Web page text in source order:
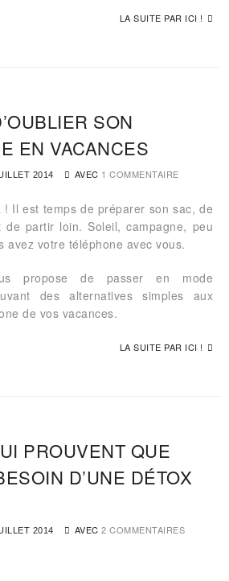
LA SUITE PAR ICI !
SON
EN VACANCES
2014 AVEC 1 COMMENTAIRE
! Il est temps de préparer son sac, de
partir loin. Soleil, campagne, peu
avez votre téléphone avec vous.
propose de passer en mode
des alternatives simples aux
de vos vacances.
LA SUITE PAR ICI !
PROUVENT QUE
D’UNE DÉTOX
2014 AVEC 2 COMMENTAIRES